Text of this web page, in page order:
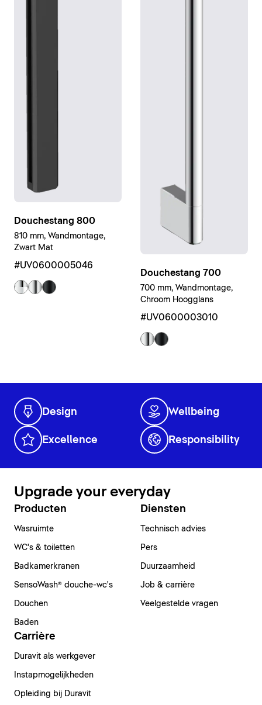
Douchestang 800
810 mm, Wandmontage,
Zwart Mat
#UV0600005046
Douchestang 700
700 mm, Wandmontage,
Chroom Hoogglans
#UV0600003010
Design Wellbeing
Excellence Responsibility
Upgrade your everyday
Producten
Wasruimte
WC's & toiletten
Badkamerkranen
SensoWash® douche-wc's
Douchen
Baden
Diensten
Technisch advies
Pers
Duurzaamheid
Job & carrière
Veelgestelde vragen
Carrière
Duravit als werkgever
Instapmogelijkheden
Opleiding bij Duravit